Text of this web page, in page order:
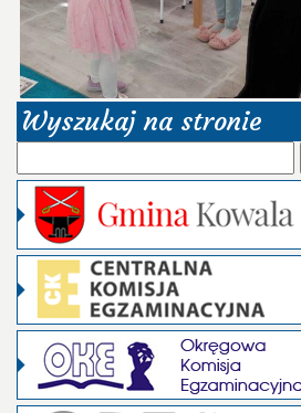
Wyszukaj na stronie